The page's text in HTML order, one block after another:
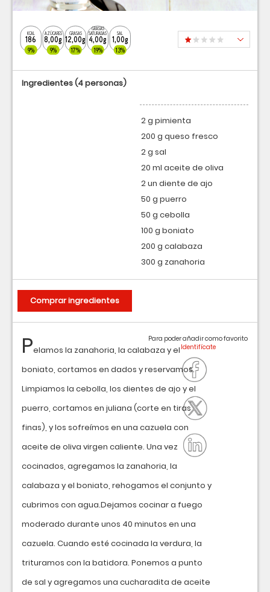
KCAL
186
9%
AZÚCARES
8,00g
9%
GRASAS
12,00g
17%
GRASAS
SATURADAS
4,00g
19%
SAL
1,00g
13%
Pelamos la zanahoria, la calabaza y el
boniato, cortamos en dados y reservamos.
Limpiamos la cebolla, los dientes de ajo y el
puerro, cortamos en juliana (corte en tiras
finas), y los sofreímos en una cazuela con
aceite de oliva virgen caliente. Una vez
cocinados, agregamos la zanahoria, la
calabaza y el boniato, rehogamos el conjunto y
cubrimos con agua.Dejamos cocinar a fuego
moderado durante unos 40 minutos en una
cazuela. Cuando esté cocinada la verdura, la
trituramos con la batidora. Ponemos a punto
de sal y agregamos una cucharadita de aceite
Para poder añadir como favorito
Ingredientes(4 personas)
2 g pimienta
200 g queso fresco
2 g sal
20 ml aceite de oliva
2 un diente de ajo
50 g puerro
50 g cebolla
100 g boniato
200 g calabaza
300 g zanahoria
Comprar ingredientes